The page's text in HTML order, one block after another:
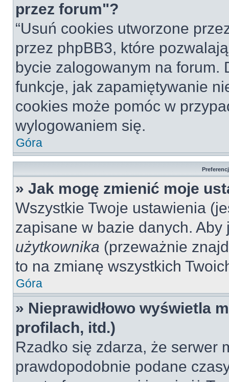
przez forum"?
“Usuń cookies utworzone
przez phpBB3, które
bycie zalogowanym na forum.
funkcje, jak zapamiętywanie
cookies może pomóc w
wylogowaniem się.
Góra
» Jak mogę zmienić moje
Wszystkie Twoje ustawienia
zapisane w bazie danych.
użytkownika (przeważnie
to na zmianę wszystkich
Góra
» Nieprawidłowo wyświetla
profilach, itd.)
Rzadko się zdarza, że serwer
prawdopodobnie podane